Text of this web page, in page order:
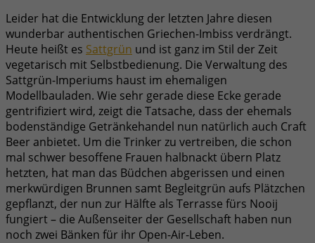
Leider hat die Entwicklung der letzten Jahre diesen
wunderbar authentischen Griechen-Imbiss verdrängt.
Heute heißt es Sattgrün und ist ganz im Stil der Zeit
vegetarisch mit Selbstbedienung. Die Verwaltung des
Sattgrün-Imperiums haust im ehemaligen
Modellbauladen. Wie sehr gerade diese Ecke gerade
gentrifiziert wird, zeigt die Tatsache, dass der ehemals
bodenständige Getränkehandel nun natürlich auch Craft
Beer anbietet. Um die Trinker zu vertreiben, die schon
mal schwer besoffene Frauen halbnackt übern Platz
hetzten, hat man das Büdchen abgerissen und einen
merkwürdigen Brunnen samt Begleitgrün aufs Plätzchen
gepflanzt, der nun zur Hälfte als Terrasse fürs Nooij
fungiert – die Außenseiter der Gesellschaft haben nun
noch zwei Bänken für ihr Open-Air-Leben.